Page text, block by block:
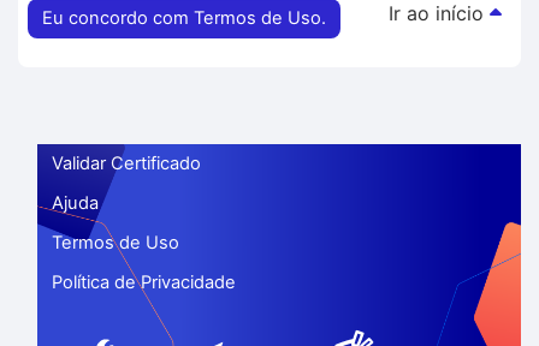
Eu concordo com Termos de Uso. Ir ao início
Validar Certificado
Ajuda
Termos de Uso
Política de Privacidade